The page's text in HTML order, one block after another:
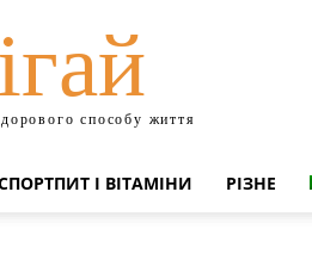
способу життя
І ВІТАМІНИ РІЗНЕ